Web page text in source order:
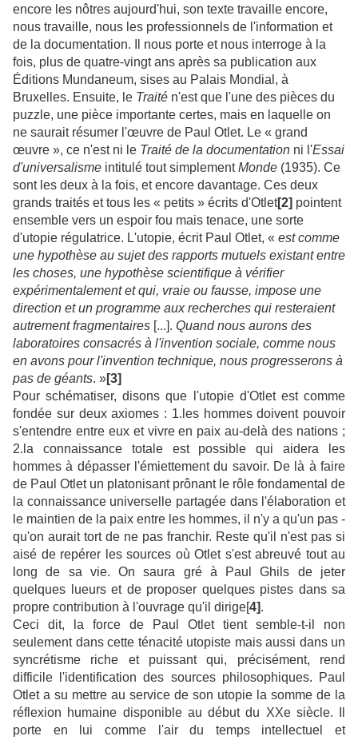
encore les nôtres aujourd'hui, son texte travaille encore,
nous travaille, nous les professionnels de l'information et
de la documentation. Il nous porte et nous interroge à la
fois, plus de quatre-vingt ans après sa publication aux
Éditions Mundaneum, sises au Palais Mondial, à
Bruxelles. Ensuite, le Traité n'est que l'une des pièces du
puzzle, une pièce importante certes, mais en laquelle on
ne saurait résumer l'œuvre de Paul Otlet. Le « grand
œuvre », ce n'est ni le Traité de la documentation ni l'Essai
d'universalisme intitulé tout simplementMonde (1935). Ce
sont les deux à la fois, et encore davantage. Ces deux
grands traités et tous les « petits » écrits d'Otlet[2] pointent
ensemble vers un espoir fou mais tenace, une sorte
d'utopie régulatrice. L'utopie, écrit Paul Otlet, « est comme
une hypothèse au sujet des rapports mutuels existant entre
les choses, une hypothèse scientifique à vérifier
expérimentalement et qui, vraie ou fausse, impose une
direction et un programme aux recherches qui resteraient
autrement fragmentaires [...]. Quand nous aurons des
laboratoires consacrés à l'invention sociale, comme nous
en avons pour l'invention technique, nous progresserons à
pas de géants. »[3]
Pour schématiser, disons que l'utopie d'Otlet est comme
fondée sur deux axiomes : 1.les hommes doivent pouvoir
s'entendre entre eux et vivre en paix au-delà des nations ;
2.la connaissance totale est possible qui aidera les
hommes à dépasser l'émiettement du savoir. De là à faire
de Paul Otlet un platonisant prônant le rôle fondamental de
la connaissance universelle partagée dans l'élaboration et
le maintien de la paix entre les hommes, il n'y a qu'un pas -
qu'on aurait tort de ne pas franchir. Reste qu'il n'est pas si
aisé de repérer les sources où Otlet s'est abreuvé tout au
long de sa vie. On saura gré à Paul Ghils de jeter
quelques lueurs et de proposer quelques pistes dans sa
propre contribution à l'ouvrage qu'il dirige[4].
Ceci dit, la force de Paul Otlet tient semble-t-il non
seulement dans cette ténacité utopiste mais aussi dans un
syncrétisme riche et puissant qui, précisément, rend
difficile l'identification des sources philosophiques. Paul
Otlet a su mettre au service de son utopie la somme de la
réflexion humaine disponible au début du XXe siècle. Il
porte en lui comme l'air du temps intellectuel et